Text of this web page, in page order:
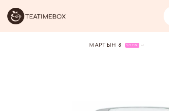
МАРТЫН 8 SOON